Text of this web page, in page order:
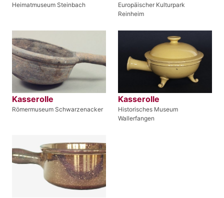
Heimatmuseum Steinbach
Europäischer Kulturpark
Reinheim
Kasserolle
Römermuseum Schwarzenacker
Kasserolle
Historisches Museum
Wallerfangen